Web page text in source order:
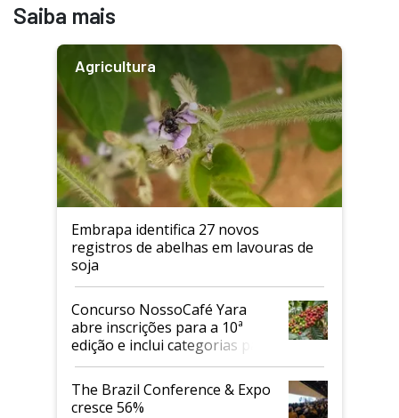
Saiba mais
Agricultura
Embrapa identifica 27 novos
registros de abelhas em lavouras de
soja
Concurso NossoCafé Yara
abre inscrições para a 10ª
edição e inclui categorias para
cafés Canephora
The Brazil Conference & Expo
cresce 56%